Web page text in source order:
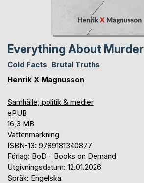
Everything About Murder
Cold Facts, Brutal Truths
Henrik X Magnusson
Samhälle, politik & medier
ePUB
16,3 MB
Vattenmärkning
ISBN-13: 9789181340877
Förlag: BoD - Books on Demand
Utgivningsdatum: 12.01.2026
Språk: Engelska